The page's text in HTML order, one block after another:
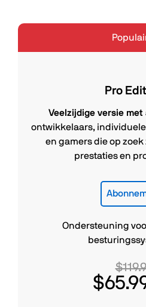
Pro
Veelzijdige versie
ontwikkelaars,
en gamers die op
prestaties en
Ondersteuning